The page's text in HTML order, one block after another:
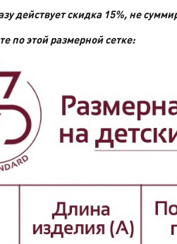
действует скидка 15%, не
по этой размерной сетке: